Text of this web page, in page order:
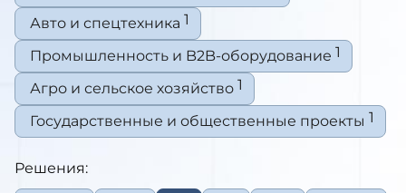
Авто и спецтехника 1
Промышленность и B2B-оборудование 1
Агро и сельское хозяйство 1
Государственные и общественные проекты 1
Решения: